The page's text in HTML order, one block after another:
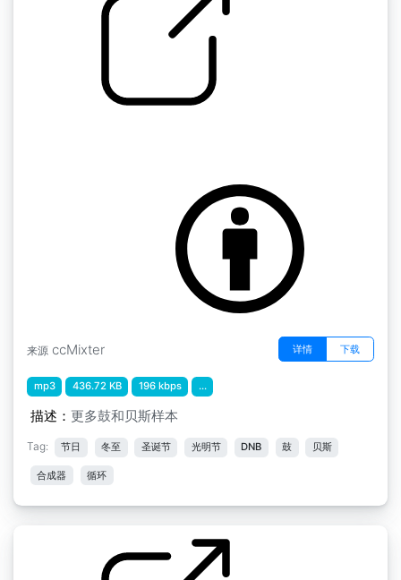
来源 ccMixter 详情 下载
mp3 436.72 KB 196 kbps ...
描述： 更多鼓和贝斯样本
Tag: 节日 冬至 圣诞节 光明节 DNB 鼓 贝斯
合成器 循环